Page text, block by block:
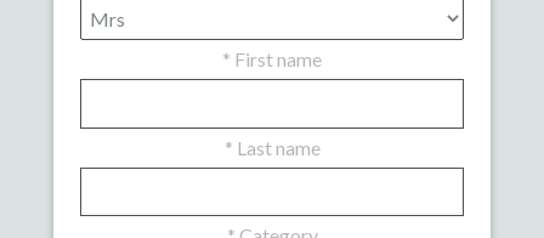
* First name
* Last name